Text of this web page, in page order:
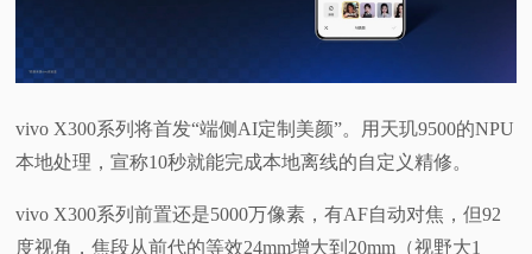
vivo X300系列将首发“端侧AI定制美颜”。用天玑9500的NPU
本地处理，宣称10秒就能完成本地离线的自定义精修。
vivo X300系列前置还是5000万像素，有AF自动对焦，但92
度视角，焦段从前代的等效24mm增大到20mm（视野大1